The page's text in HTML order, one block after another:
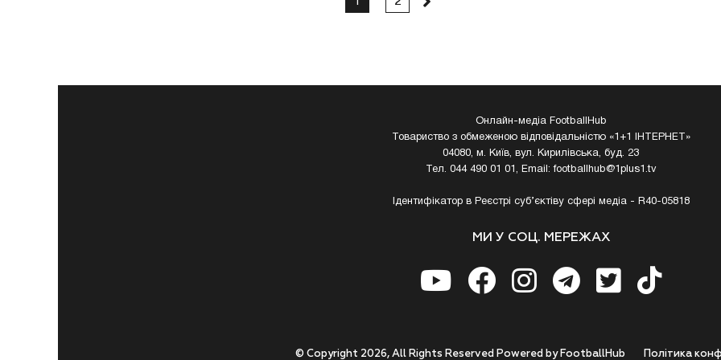
Онлайн-медіа FootballHub
Товариство з обмеженою відповідальністю «1+1 ІНТЕРНЕТ»
04080, м. Київ, вул. Кирилівська, буд. 23
Тел. 044 490 01 01, Email:footballhub@1plus1.tv
Ідентифікатор в Реєстрі суб’єктіву сфері медіа - R40-05818
МИ У СОЦ. МЕРЕЖАХ
Полiтика
© Copyright 2026, All Rights Reserved Powered by FootballHub